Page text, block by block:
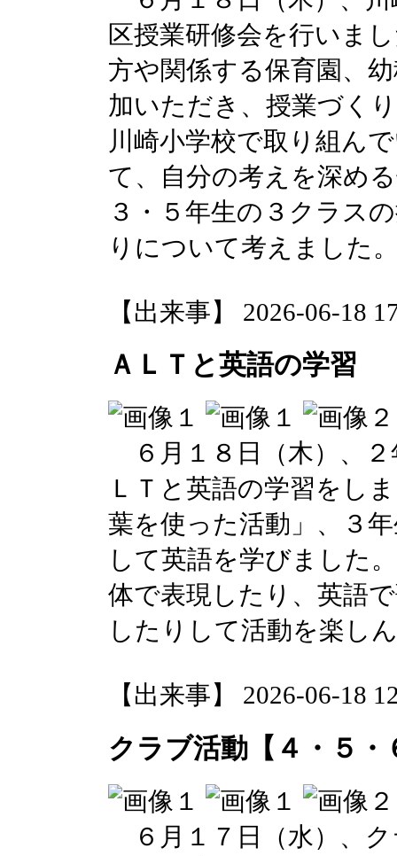
区授業研修会を行いま
方や関係する保育園、
加いただき、授業づく
川崎小学校で取り組ん
て、自分の考えを深め
３・５年生の３クラス
りについて考えました
【出来事】 2026-06-18
ＡＬＴと英語の学習
６月１８日（木）、
ＬＴと英語の学習をし
葉を使った活動」、３
して英語を学びました
体で表現したり、英語
したりして活動を楽し
【出来事】 2026-06-18
クラブ活動【４・５・
６月１７日（水）、